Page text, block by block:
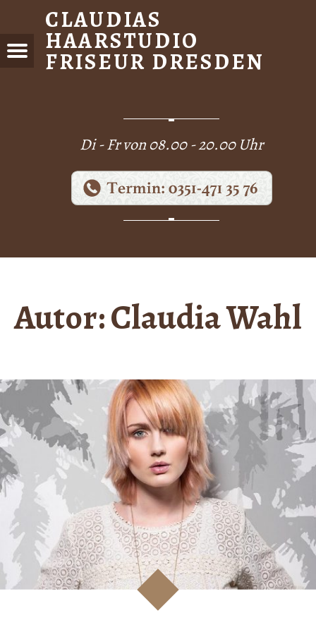
CLAUDIAS
HAARSTUDIO
FRISEUR DRESDEN
Menu
Di - Fr von 08.00 - 20.00 Uhr
Autor:Claudia Wahl